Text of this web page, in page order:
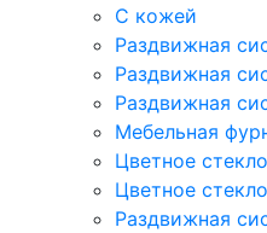
С кожей
Раздвижная
Раздвижная
Раздвижная
Мебельная
Цветное
Цветное
Раздвижная